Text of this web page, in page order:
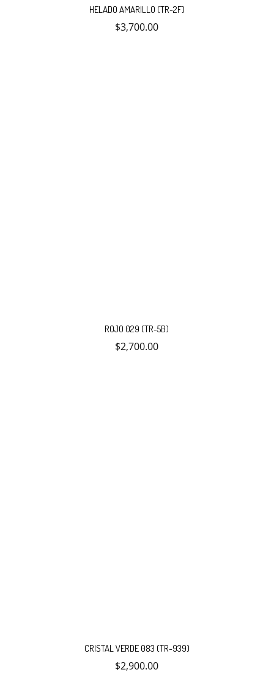
HELADO AMARILLO (TR-2F)
$3,700.00
ROJO 029 (TR-5B)
$2,700.00
CRISTAL VERDE 083 (TR-939)
$2,900.00